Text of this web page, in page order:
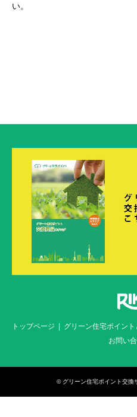
い。
トップページ グリーン住宅ポイント
お問い
© グリーン住宅ポイント交換